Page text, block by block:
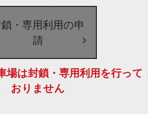
・専用利用の申
請
場は封鎖・専用利用を行って
おりません